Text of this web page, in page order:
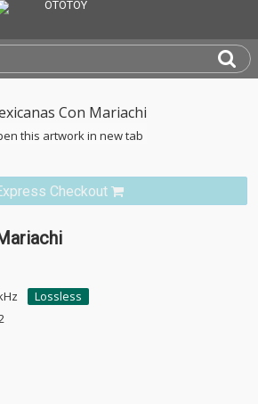
this artwork in new tab
Checkout
Lossless